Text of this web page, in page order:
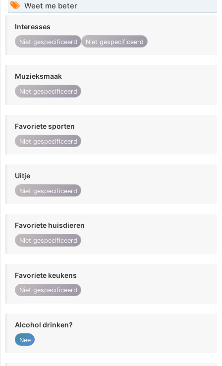
Weet me beter
Interesses
Niet gespecificeerd Niet gespecificeerd
Muzieksmaak
Niet gespecificeerd
Favoriete sporten
Niet gespecificeerd
Uitje
Niet gespecificeerd
Favoriete huisdieren
Niet gespecificeerd
Favoriete keukens
Niet gespecificeerd
Alcohol drinken?
Nee